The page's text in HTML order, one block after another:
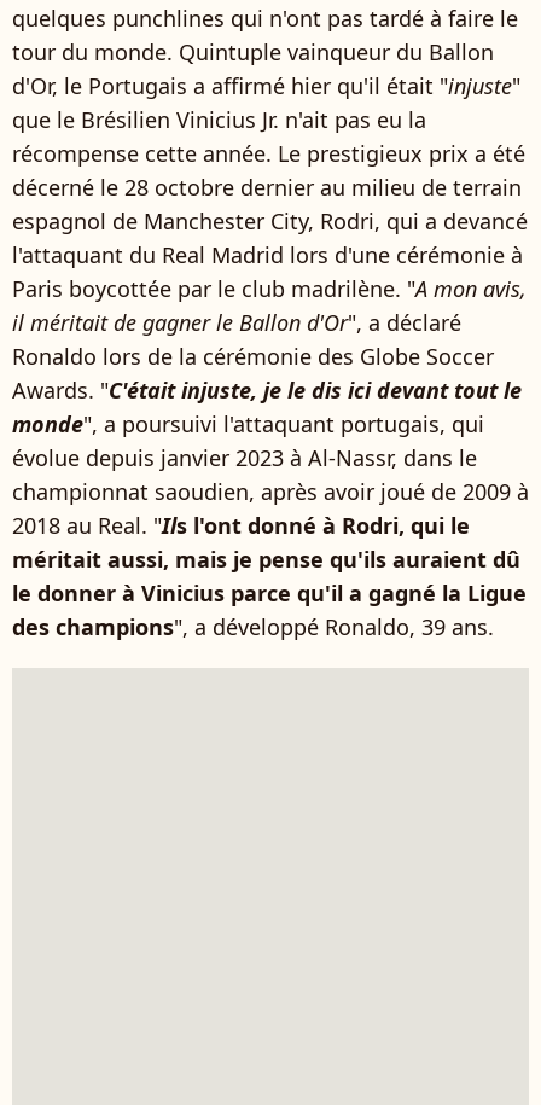
quelques punchlines qui n'ont pas tardé à faire le
tour du monde. Quintuple vainqueur du Ballon
d'Or, le Portugais a affirmé hier qu'il était "injuste"
que le Brésilien Vinicius Jr. n'ait pas eu la
récompense cette année. Le prestigieux prix a été
décerné le 28 octobre dernier au milieu de terrain
espagnol de Manchester City, Rodri, qui a devancé
l'attaquant du Real Madrid lors d'une cérémonie à
Paris boycottée par le club madrilène. "A mon avis,
il méritait de gagner le Ballon d'Or", a déclaré
Ronaldo lors de la cérémonie des Globe Soccer
Awards. "C'était injuste, je le dis ici devant tout le
monde", a poursuivi l'attaquant portugais, qui
évolue depuis janvier 2023 à Al-Nassr, dans le
championnat saoudien, après avoir joué de 2009 à
2018 au Real. "Ils l'ont donné à Rodri, qui le
méritait aussi, mais je pense qu'ils auraient dû
le donner à Vinicius parce qu'il a gagné la Ligue
des champions", a développé Ronaldo, 39 ans.